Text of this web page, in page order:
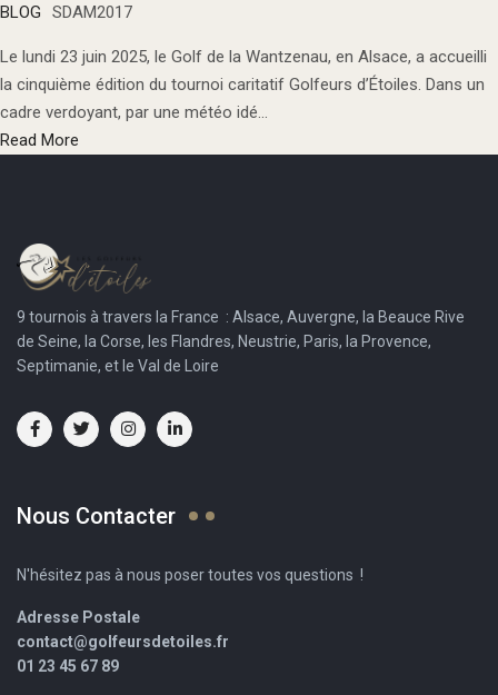
BLOG SDAM2017
Le lundi 23 juin 2025, le Golf de la Wantzenau, en Alsace, a accueilli
la cinquième édition du tournoi caritatif Golfeurs d’Étoiles. Dans un
cadre verdoyant, par une météo idé...
Read More
9 tournois à travers la France : Alsace, Auvergne, la Beauce Rive
de Seine, la Corse, les Flandres, Neustrie, Paris, la Provence,
Septimanie, et le Val de Loire
Nous Contacter
N'hésitez pas à nous poser toutes vos questions !
Adresse Postale
contact@golfeursdetoiles.fr
01 23 45 67 89